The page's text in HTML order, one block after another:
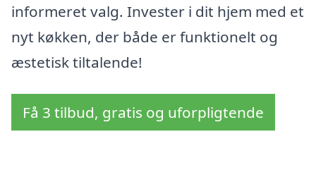
informeret valg. Invester i dit hjem med et
nyt køkken, der både er funktionelt og
æstetisk tiltalende!
Få 3 tilbud, gratis og uforpligtende